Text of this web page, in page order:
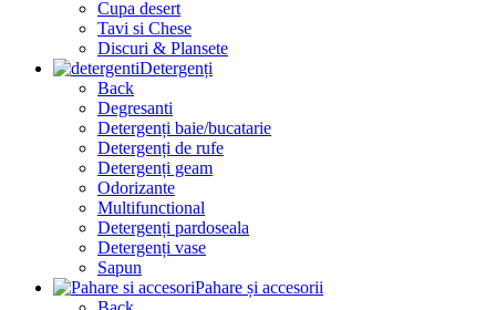
Cupa desert
Tavi si Chese
Discuri & Plansete
Detergenți
Back
Degresanti
Detergenți baie/bucatarie
Detergenți de rufe
Detergenți geam
Odorizante
Multifunctional
Detergenți pardoseala
Detergenți vase
Sapun
Pahare și accesorii